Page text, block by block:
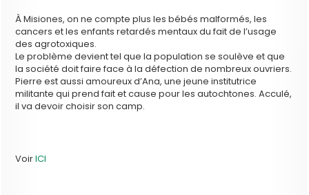
À Misiones, on ne compte plus les bébés malformés, les
cancers et les enfants retardés mentaux du fait de l’usage
des agrotoxiques.
Le problème devient tel que la population se soulève et que
la société doit faire face à la défection de nombreux ouvriers.
Pierre est aussi amoureux d’Ana, une jeune institutrice
militante qui prend fait et cause pour les autochtones. Acculé,
il va devoir choisir son camp.
VoirICI